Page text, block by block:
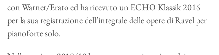
con Warner/Erato ed ha ricevuto un ECHO Klassik 2016
per la sua registrazione dell’integrale delle opere di Ravel per
pianoforte solo.